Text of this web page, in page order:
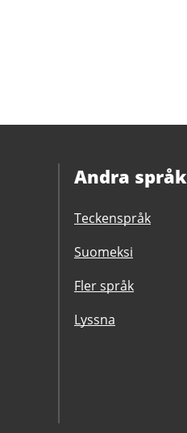
Andra språk
Teckenspråk
Suomeksi
Fler språk
Lyssna